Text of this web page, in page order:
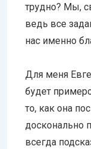
трудно? Мы,
ведь все
нас именно
Для меня
будет
то, как она
досконально
всегда